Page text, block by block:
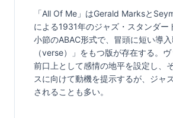
「All Of Me」はGerald Marksと
による1931年のジャズ・スタンダー
小節のABAC形式で、冒頭に短い導
（verse）」をもつ版が存在する。
前口上として感情の地平を設定し、
スに向けて動機を提示するが、ジャ
されることも多い。